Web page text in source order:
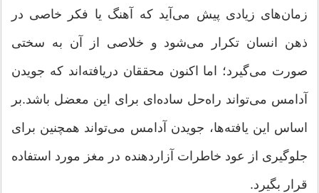
زمان‌های زیادی پیش می‌آید که آهنگ یا فکر خاصی در
ذهن انسان تکرار می‌شود و خلاصی از آن به سختی
صورت می‌گیرد؛ اما اکنون محققان دریافته‌اند که جویدن
آدامس می‌تواند راه‌حل ساده‌ای برای این معضل باشد.بر
اساس این یافته‌ها، جویدن آدامس می‌تواند همچنین برای
جلوگیری از عود خاطرات آزاردهنده در مغز مورد استفاده
قرار بگیرد.